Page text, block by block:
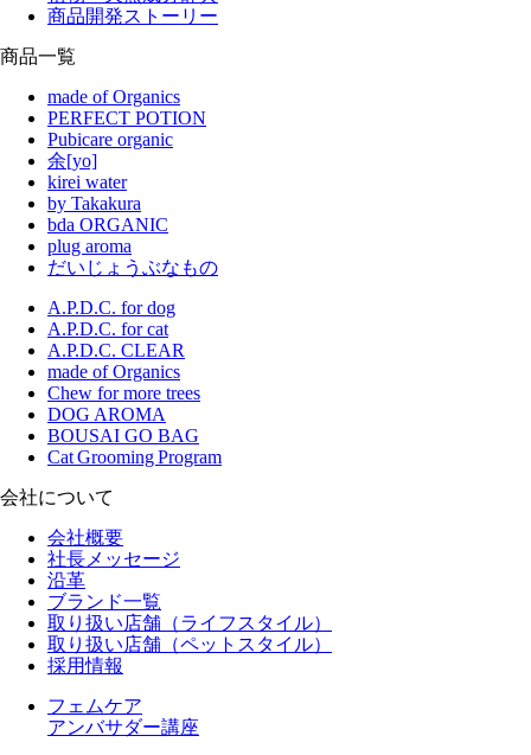
商品開発ストーリー
商品一覧
made of Organics
PERFECT POTION
Pubicare organic
余[yo]
kirei water
by Takakura
bda ORGANIC
plug aroma
だいじょうぶなもの
A.P.D.C. for dog
A.P.D.C. for cat
A.P.D.C. CLEAR
made of Organics
Chew for more trees
DOG AROMA
BOUSAI GO BAG
Cat Grooming Program
会社について
会社概要
社長メッセージ
沿革
ブランド一覧
取り扱い店舗（ライフスタイル）
取り扱い店舗（ペットスタイル）
採用情報
フェムケア
アンバサダー講座